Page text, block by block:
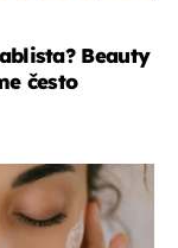
Beauty
često